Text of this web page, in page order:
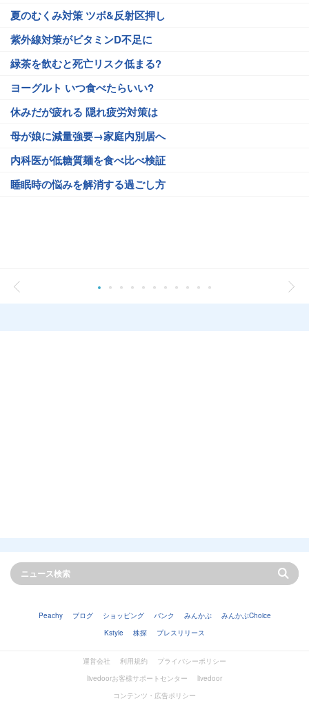
夏のむくみ対策 ツボ&反射区押し
紫外線対策がビタミンD不足に
緑茶を飲むと死亡リスク低まる?
ヨーグルト いつ食べたらいい?
休みだが疲れる 隠れ疲労対策は
母が娘に減量強要→家庭内別居へ
内科医が低糖質麺を食べ比べ検証
睡眠時の悩みを解消する過ごし方
Peachy ブログ ショッピング バンク みんかぶ
みんかぶChoice
Kstyle
株探 プレスリリース
運営会社 利用規約
プライバシーポリシー
livedoorお客様サポートセンター
livedoor
コンテンツ・広告ポリシー